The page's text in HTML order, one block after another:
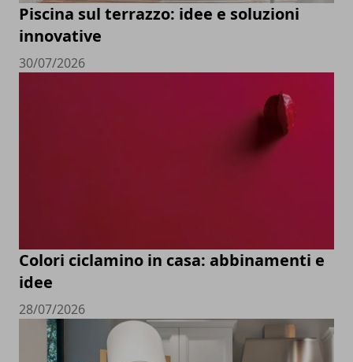
Piscina sul terrazzo: idee e soluzioni
innovative
30/07/2026
Colori ciclamino in casa: abbinamenti e
idee
28/07/2026